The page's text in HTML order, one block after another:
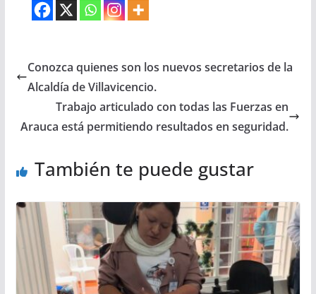
Conozca quienes son los nuevos secretarios de la
Alcaldía de Villavicencio.
Trabajo articulado con todas las Fuerzas en
Arauca está permitiendo resultados en seguridad.
También te puede gustar